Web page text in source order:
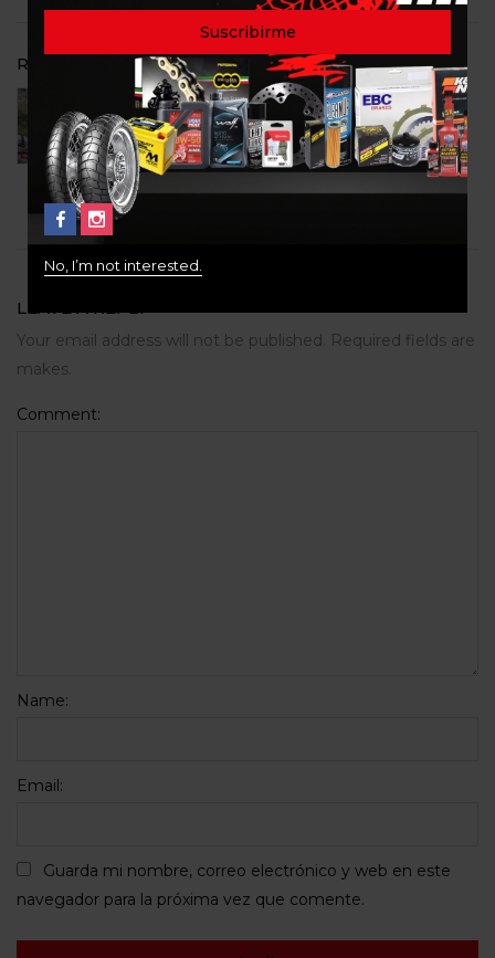
RELATED POSTS
PARQUE DE LOS NEVADOS 19 al 21 Julio
13 de abril de 2024
0
LEAVE A REPLY
Your email address will not be published. Required fields are
makes.
Comment:
Name:
Email:
Guarda mi nombre, correo electrónico y web en este
navegador para la próxima vez que comente.
No, I’m not interested.